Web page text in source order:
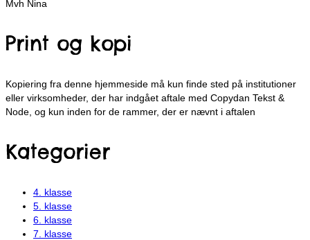
Mvh Nina
Print og kopi
Kopiering fra denne hjemmeside må kun finde sted på institutioner
eller virksomheder, der har indgået aftale med Copydan Tekst &
Node, og kun inden for de rammer, der er nævnt i aftalen
Kategorier
4. klasse
5. klasse
6. klasse
7. klasse